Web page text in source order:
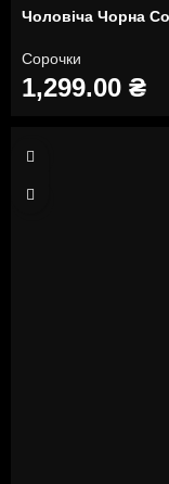
Чоловіча Чорна
Сорочки
1,299.00 ₴
S
L